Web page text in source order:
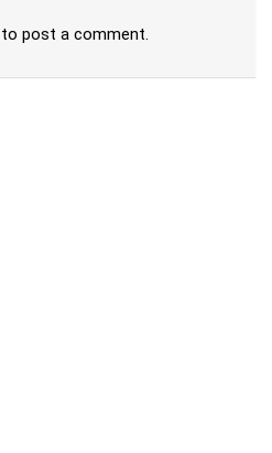
to post a comment.